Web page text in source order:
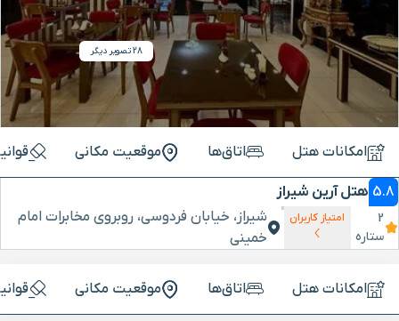
28 تصویر دیگر
امکانات هتل اتاق‌ها موقعیت مکانی
5.8 هتل آرین شیراز
2
ستاره
امتیاز کاربران
شیراز، خیابان فردوسی، روبروی مخابرات امام
خمینی
امکانات هتل اتاق‌ها موقعیت مکانی